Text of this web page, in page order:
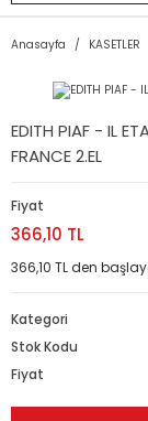
Anasayfa KASETLER
EDITH PIAF - IL
FRANCE 2.EL
Fiyat
366,10 TL
366,10 TL den
Kategori
Stok Kodu
Fiyat